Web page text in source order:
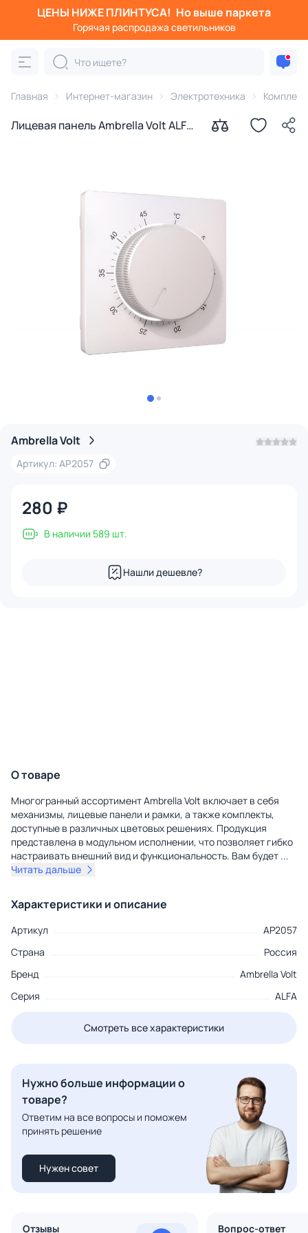
ЦЕНЫ НИЖЕ ПЛИНТУСА! Но выше паркета
Горячая распродажа светильников
Главная Интернет-магазин Электротехника
Лицевая панель Ambrella Volt ALFA
Ambrella Volt
Артикул: AP2057
280 ₽
В наличии 589 шт.
Нашли дешевле?
О товаре
Многогранный ассортимент Ambrella Volt включает в себя
механизмы, лицевые панели и рамки, а также комплекты,
доступные в различных цветовых решениях. Продукция
представлена в модульном исполнении, что позволяет гибко
настраивать внешний вид и функциональность. Вам будет ...
Читать дальше
Характеристики и описание
Артикул
AP2057
Страна
Россия
Бренд
Ambrella Volt
Серия
ALFA
Смотреть все характеристики
Нужно больше информации о
товаре?
Ответим на все вопросы и поможем
принять решение
Нужен совет
Отзывы Вопрос-ответ